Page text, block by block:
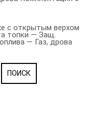
с открытым верхом
топки — Защ.
— Газ, дрова